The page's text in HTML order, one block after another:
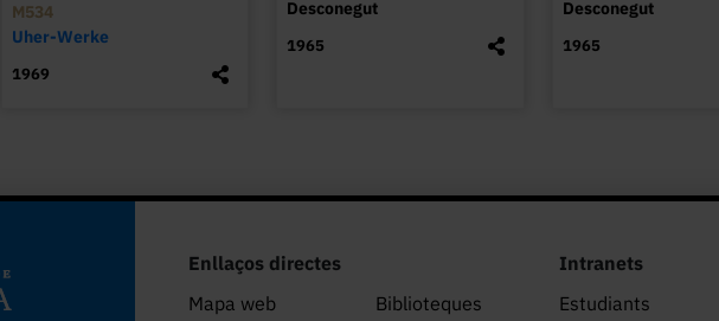
M534
Uher-Werke
1969
Desconegut
1965
Desconegut
1965
Enllaços directes
Mapa web
Biblioteques
Intranets
Estudiants